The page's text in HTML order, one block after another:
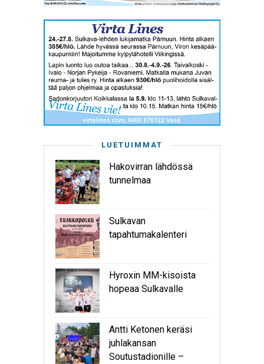
LUETUIMMAT
Hakovirran lähdössä
tunnelmaa
Sulkavan
tapahtumakalenteri
Hyroxin MM-kisoista
hopeaa Sulkavalle
Antti Ketonen keräsi
juhlakansan
Soutustadionille –